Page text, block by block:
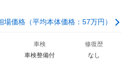
場価格（平均本体価格：57万円）
車検
車検整備付
修復歴
なし